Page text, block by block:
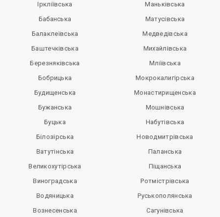
Іркліївська
Бабанська
Балаклеївська
Баштечківська
Березняківська
Бобрицька
Будищенська
Бужанська
Буцька
Білозірська
Ватутінська
Великохутірська
Виноградська
Водяницька
Вознесенська
Маньківська
Матусівська
Медведівська
Михайлівська
Мліївська
Мокрокалигірська
Монастирищенська
Мошнівська
Набутівська
Новодмитрівська
Паланська
Піщанська
Ротмістрівська
Руськополянська
Сагунівська